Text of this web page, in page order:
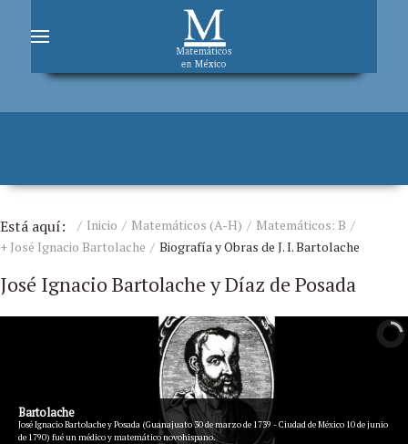
Está aquí: Inicio Matemáticos (A-H)
Matemáticos: B
+ José Ignacio Bartolache
Biografía y Obras de J. I. Bartolache
José Ignacio Bartolache y Díaz de Posada
Bartolache
José Ignacio Bartolache y Posada (Guanajuato 30 de marzo de 1739 - Ciudad de México 10 de junio
de 1790) fué un médico y matemático novohispano.